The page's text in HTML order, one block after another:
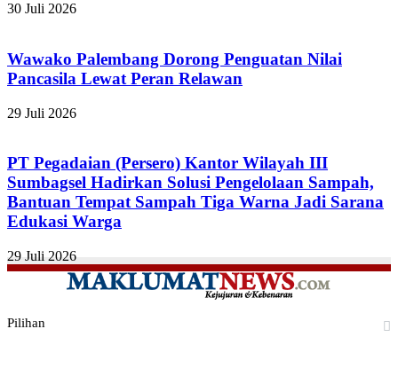
30 Juli 2026
Wawako Palembang Dorong Penguatan Nilai
Pancasila Lewat Peran Relawan
29 Juli 2026
PT Pegadaian (Persero) Kantor Wilayah III
Sumbagsel Hadirkan Solusi Pengelolaan Sampah,
Bantuan Tempat Sampah Tiga Warna Jadi Sarana
Edukasi Warga
29 Juli 2026
Pilihan